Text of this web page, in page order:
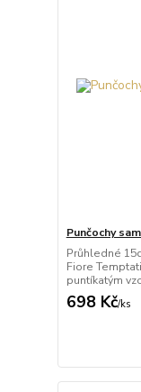
Punčochy
Průhledné
Fiore
puntíkatým
698 Kč/ks